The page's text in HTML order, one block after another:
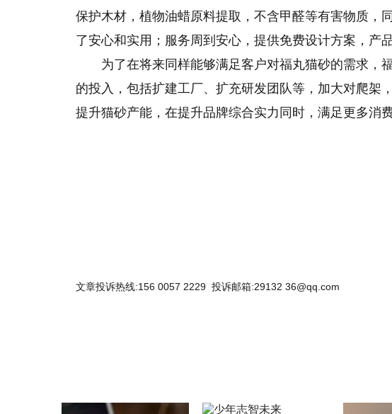
保护木材，植物油蜡原料提取，不含甲醛等有害物质，
了安心和实用；服务周到安心，提供免费设计方案，产
为了在将来同样能够满足客户对福丸猫砂的需求，
的投入，包括扩建工厂、扩充研发团队等，加大对爬架
提升猫砂产能，在提升品牌综合实力同时，满足更多消
文章投诉热线:156 0057 2229 投诉邮箱:29132 36@qq.com